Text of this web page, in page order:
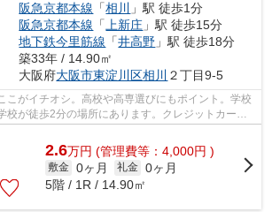
阪急京都本線 「相川
」駅 徒歩1分
阪急京都本線 「上新庄 」駅 徒歩15分
地下鉄今里筋線 「井高野 」駅 徒歩18分
築33年 / 14.90㎡
大阪府大阪市東淀川区相川 ２丁目9-5
こがイチオシ。高校や高専選びにもポイント。学校
校が徒歩2分の場所にあります。クレジットカード
ただけるので、...
2.6万円 (管理費等：4,000円 )
敷金 0ヶ月 礼金 0ヶ月
5階 / 1R / 14.90㎡